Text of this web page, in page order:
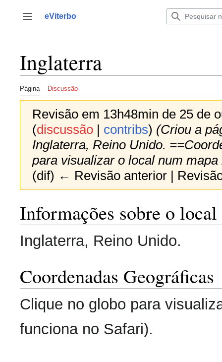
para
Alternar barra lateral
eViterbo
Inglaterra
Página Discussão
Revisão em 13h48min de 25 de
(discussão | contribs) (Criou a
Inglaterra, Reino Unido.
para visualizar o local num
(dif) ← Revisão anterior |
Informações sobre o local
Inglaterra, Reino Unido.
Coordenadas Geográficas
Clique no globo para
funciona no Safari).